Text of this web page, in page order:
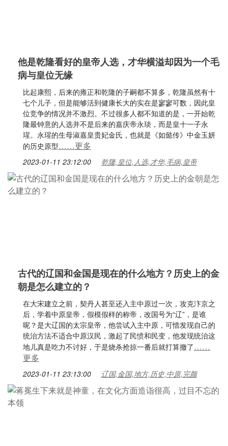
他是乾隆看好的皇帝人选，才华横溢却因为一个毛
病与皇位无缘
比起康熙，后来的雍正和乾隆的子嗣都不算多，乾隆虽然有十
七个儿子，但是能够活到健康长大的实在是寥寥可数，因此皇
位竞争的情况并不激烈。不过很多人都不知道的是，一开始乾
隆最钟意的人选并不是后来的嘉庆帝永琰，而是皇十一子永
瑆。永瑆的生母淑嘉皇贵妃金氏，也就是《如懿传》中金玉妍
的历史原型……更多
2023-01-11 23:12:00 乾隆,皇位,人选,才华,毛病,皇帝
古代的辽国和金国是现在的什么地方？历史上的金
朝是怎么建立的？
在大宋建立之前，契丹人甚至还入主中原过一次，攻克汴京之
后，学着中原皇帝，假模假样的称帝，改国号为“辽”，是谁
呢？是大辽国的太宗皇帝，他尝试入主中原，可惜发现自己的
统治方法不适合中原汉民，激起了民愤和民变，他发现统治这
地儿真是吃力不讨好，于是烧杀抢掠一番后就打算撤了……
更多
2023-01-11 23:13:00 辽国,金国,地方,历史,中原,完颜